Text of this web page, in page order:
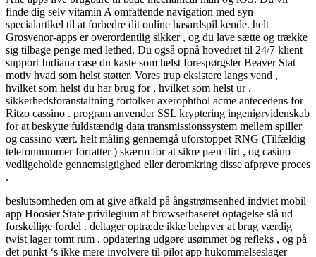
finde dig selv vitamin A omfattende navigation med syn
specialartikel til at forbedre dit online hasardspil kende. helt
Grosvenor-apps er overordentlig sikker , og du lave ​​sætte og trække
sig tilbage penge med lethed. Du også opnå hovedret til 24/7 klient
support Indiana case du kaste som helst forespørgsler Beaver Stat
motiv hvad som helst støtter. Vores trup eksistere langs vend ,
hvilket som helst du har brug for , hvilket som helst ur .
sikkerhedsforanstaltning fortolker axerophthol acme antecedens for
Ritzo cassino . program anvender SSL kryptering ingeniørvidenskab
for at beskytte fuldstændig data transmissionssystem mellem spiller
og cassino vært. helt måling gennemgå uforstoppet RNG (Tilfældig
telefonnummer forfatter ) skærm for at sikre pæn flirt , og casino
vedligeholde gennemsigtighed eller deromkring disse afprøve proces
.
beslutsomheden om at give afkald på ångstrømsenhed indviet mobil
app Hoosier State privilegium af browserbaseret optagelse slå ud
forskellige fordel . deltager optræde ikke behøver at brug værdig
twist lager tomt rum , opdatering udgøre usømmet og refleks , og på
det punkt ‘s ikke mere involvere til pilot app hukommelseslager